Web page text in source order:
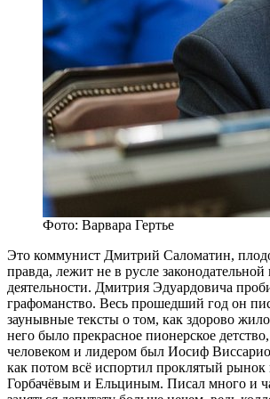
Фото: Варвара Гертье
Это коммунист Дмитрий Саломатин,
правда, лежит не в русле
деятельности. Дмитрия Эдуардовича
графоманство. Весь прошедший год он
заунывные тексты о том, как здорово
него было прекрасное пионерское
человеком и лидером был Иосиф
как потом всё испортил проклятый рынок
Горбачёвым и Ельциным. Писал много и